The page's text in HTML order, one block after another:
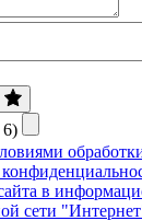
6)
в
сети